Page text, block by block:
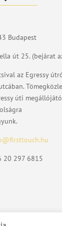
Budapest
út 25. (bejárat
az Egressy
úti
20 297 6815